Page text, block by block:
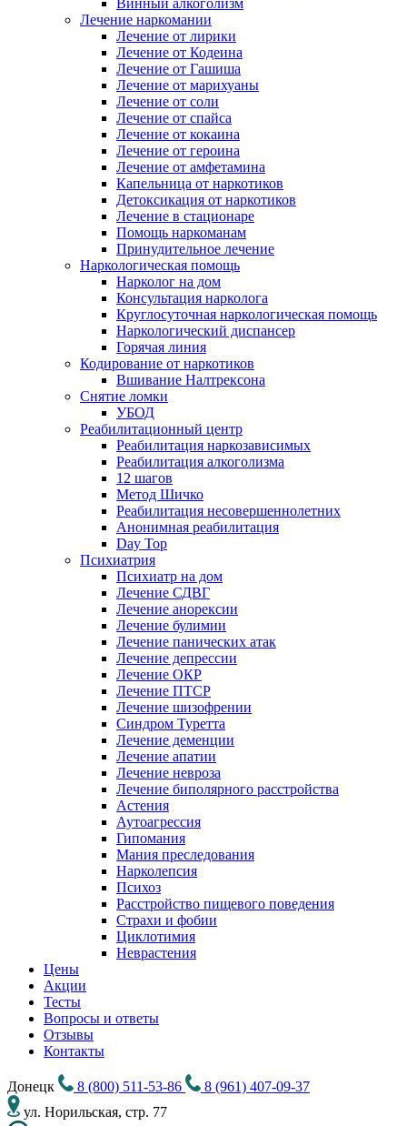
Винный алкоголизм
Лечение наркомании
Лечение от лирики
Лечение от Кодеина
Лечение от Гашиша
Лечение от марихуаны
Лечение от соли
Лечение от спайса
Лечение от кокаина
Лечение от героина
Лечение от амфетамина
Капельница от наркотиков
Детоксикация от наркотиков
Лечение в стационаре
Помощь наркоманам
Принудительное лечение
Наркологическая помощь
Нарколог на дом
Консультация нарколога
Круглосуточная наркологическая помощь
Наркологический диспансер
Горячая линия
Кодирование от наркотиков
Вшивание Налтрексона
Снятие ломки
УБОД
Реабилитационный центр
Реабилитация наркозависимых
Реабилитация алкоголизма
12 шагов
Метод Шичко
Реабилитация несовершеннолетних
Анонимная реабилитация
Day Top
Психиатрия
Психиатр на дом
Лечение СДВГ
Лечение анорексии
Лечение булимии
Лечение панических атак
Лечение депрессии
Лечение ОКР
Лечение ПТСР
Лечение шизофрении
Синдром Туретта
Лечение деменции
Лечение апатии
Лечение невроза
Лечение биполярного расстройства
Астения
Аутоагрессия
Гипомания
Мания преследования
Нарколепсия
Психоз
Расстройство пищевого поведения
Cтрахи и фобии
Циклотимия
Неврастения
Цены
Акции
Тесты
Вопросы и ответы
Отзывы
Контакты
Донецк 8 (800) 511-53-86
8 (961) 407-09-37
ул. Норильская, стр. 77